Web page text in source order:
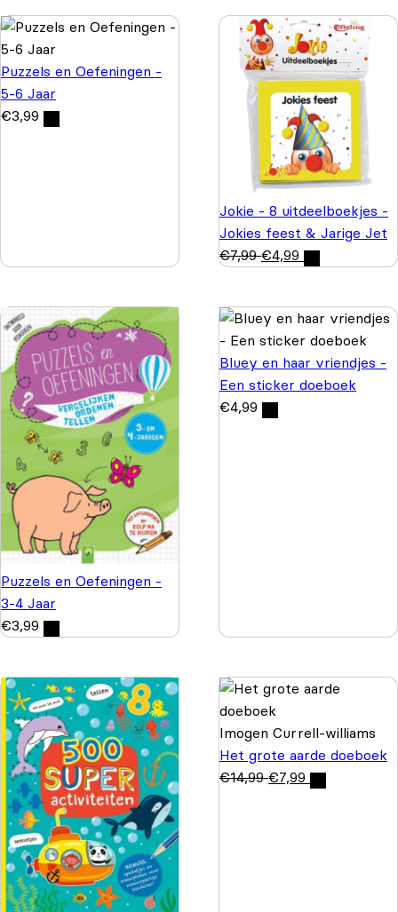
Puzzels en Oefeningen -
5-6 Jaar
€3,99
Jokie - 8 uitdeelboekjes -
Jokies feest & Jarige Jet
€7,99 €4,99
Puzzels en Oefeningen -
3-4 Jaar
€3,99
Bluey en haar vriendjes -
Een sticker doeboek
€4,99
Imogen Currell-williams
Het grote aarde doeboek
€14,99 €7,99